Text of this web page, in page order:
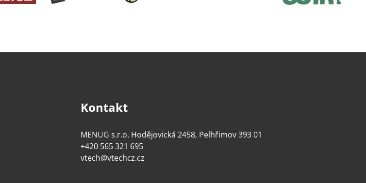
Kontakt
MENUG s​.r​.o​. Hodějovická 2458, Pelhřimov 393 01
+420 565 321 695
vtech​@vtechcz​.cz